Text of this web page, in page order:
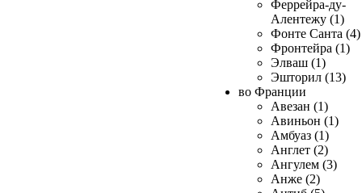
Феррейра-ду-
Алентежу (1)
Фонте Санта (4)
Фронтейра (1)
Элваш (1)
Эшторил (13)
во Франции
Авезан (1)
Авиньон (1)
Амбуаз (1)
Англет (2)
Ангулем (3)
Анже (2)